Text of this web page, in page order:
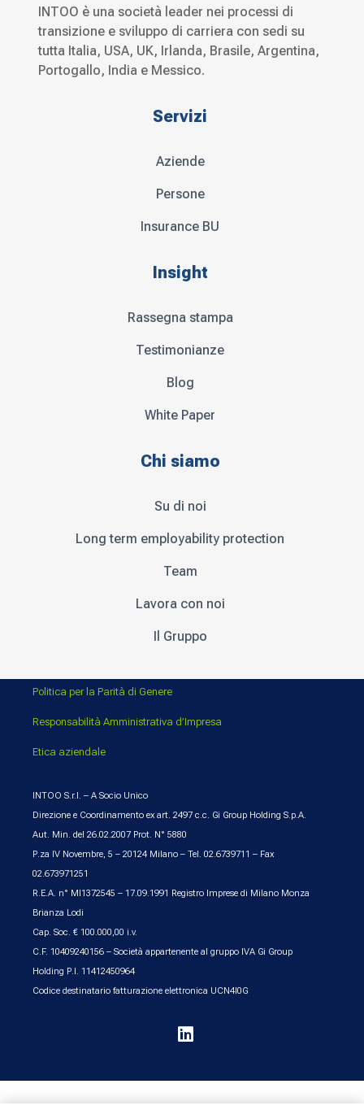
INTOO è una società leader nei processi di
transizione e sviluppo di carriera con sedi su
tutta Italia, USA, UK, Irlanda, Brasile, Argentina,
Portogallo, India e Messico.
Servizi
Aziende
Persone
Insurance BU
Insight
Rassegna stampa
Testimonianze
Blog
White Paper
Chi siamo
Su di noi
Long term employability protection
Team
Lavora con noi
Il Gruppo
Politica per la Parità di Genere
Responsabilità Amministrativa d’Impresa
Etica aziendale
INTOO S.r.l. – A Socio Unico
Direzione e Coordinamento ex art. 2497 c.c. Gi Group Holding S.p.A.
Aut. Min. del 26.02.2007 Prot. N° 5880
P.za IV Novembre, 5 – 20124 Milano – Tel. 02.6739711 – Fax
02.673971251
R.E.A. n° MI1372545 – 17.09.1991 Registro Imprese di Milano Monza
Brianza Lodi
Cap. Soc. € 100.000,00 i.v.
C.F. 10409240156 – Società appartenente al gruppo IVA Gi Group
Holding P.I. 11412450964
Codice destinatario fatturazione elettronica UCN4I0G
